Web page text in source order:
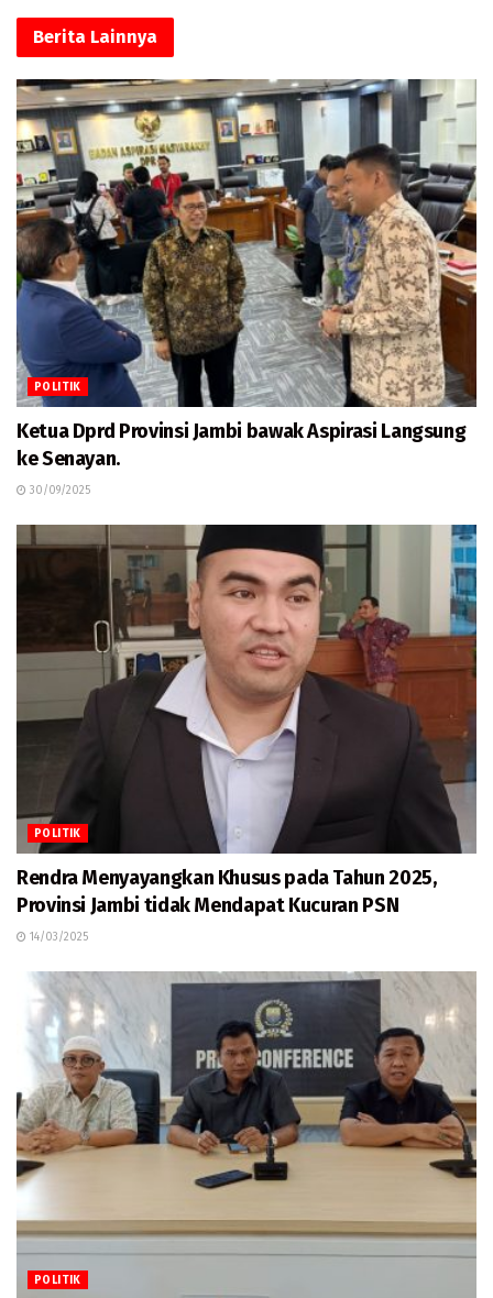
Berita Lainnya
POLITIK
Ketua Dprd Provinsi Jambi bawak Aspirasi Langsung
ke Senayan.
30/09/2025
POLITIK
Rendra Menyayangkan Khusus pada Tahun 2025,
Provinsi Jambi tidak Mendapat Kucuran PSN
14/03/2025
POLITIK